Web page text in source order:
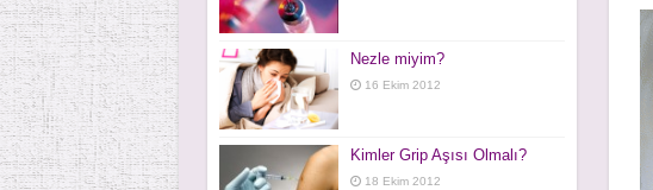
Nezle miyim?
16 Ekim 2012
Kimler Grip Aşısı Olmalı?
18 Ekim 2012